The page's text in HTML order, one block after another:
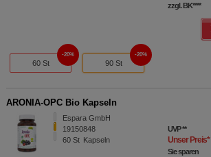
zzgl. BK****
60 St
20%
90 St
20%
ARONIA-OPC Bio Kapseln
Espara GmbH
19150848
60 St Kapseln
UVP**
Unser Preis*
Sie sparen